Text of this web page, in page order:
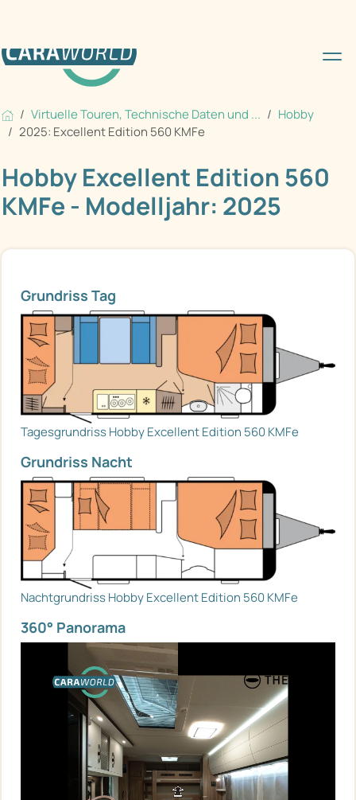
Virtuelle Touren, Technische Daten und ...
Hobby
2025: Excellent Edition 560 KMFe
Hobby Excellent Edition 560
KMFe - Modelljahr: 2025
Grundriss Tag
Tagesgrundriss Hobby Excellent Edition 560 KMFe
Grundriss Nacht
Nachtgrundriss Hobby Excellent Edition 560 KMFe
360° Panorama